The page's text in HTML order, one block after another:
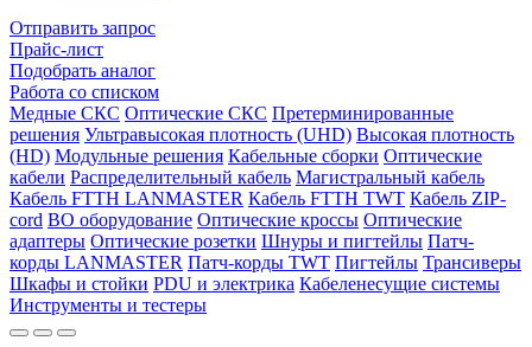
Отправить запрос
Прайс-лист
Подобрать аналог
Работа со списком
Медные СКС Оптические СКС Претерминированные
решения Ультравысокая плотность (UHD) Высокая плотность
(HD) Модульные решения Кабельные сборки Оптические
кабели Распределительный кабель Магистральный кабель
Кабель FTTH LANMASTER Кабель FTTH TWT Кабель ZIP-
cord ВО оборудование Оптические кроссы Оптические
адаптеры Оптические розетки Шнуры и пигтейлы Патч-
корды LANMASTER Патч-корды TWT Пигтейлы Трансиверы
Шкафы и стойки PDU и электрика Кабеленесущие системы
Инструменты и тестеры